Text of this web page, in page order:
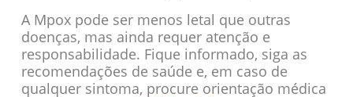
A Mpox pode ser menos letal que outras
doenças, mas ainda requer atenção e
responsabilidade. Fique informado, siga as
recomendações de saúde e, em caso de
qualquer sintoma, procure orientação médica